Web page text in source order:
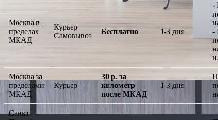
Москва в
пределах
МКАД
Курьер
Самовывоз
Бесплатно 1-3 дня
-
-
Москва за
пределами
МКАД
Курьер
30 р. за
километр
после МКАД
1-3 дня
Санкт-